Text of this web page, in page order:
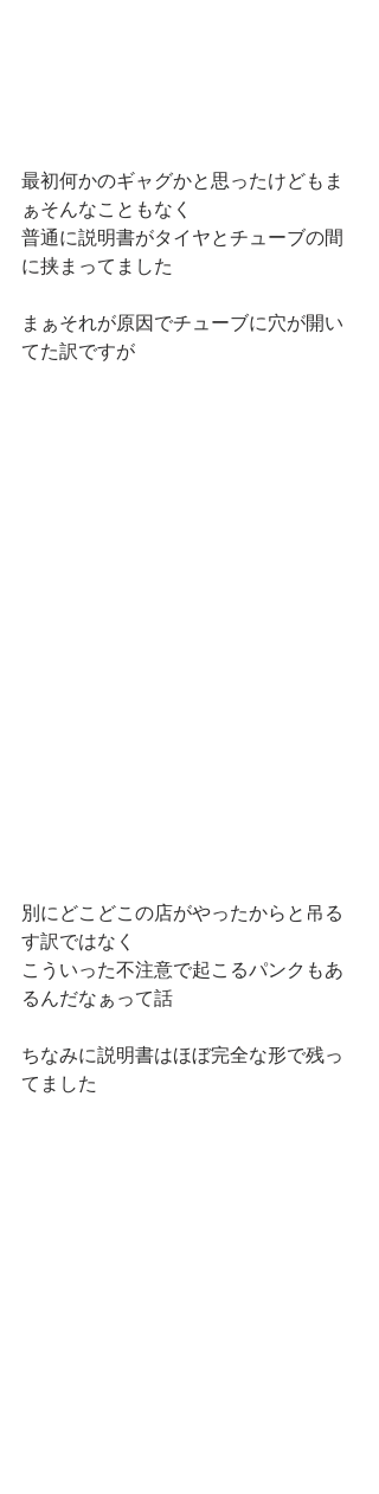
最初何かのギャグかと思ったけどもま
ぁそんなこともなく
普通に説明書がタイヤとチューブの間
に挟まってました
まぁそれが原因でチューブに穴が開い
てた訳ですが
別にどこどこの店がやったからと吊る
す訳ではなく
こういった不注意で起こるパンクもあ
るんだなぁって話
ちなみに説明書はほぼ完全な形で残っ
てました